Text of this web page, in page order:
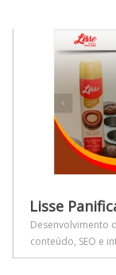
Lisse
Desenvolvimento
conteúdo, SEO e